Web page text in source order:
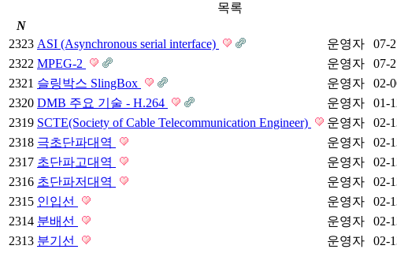
목록
N
2323 ASI (Asynchronous serial interface) 운영자 07-
2322 MPEG-2 운영자 07-
2321 슬링박스 SlingBox 운영자 02-
2320 DMB 주요 기술 - H.264 운영자 01-
2319 SCTE(Society of Cable Telecommunication Engineer) 운영자 02-
2318 극초단파대역 운영자 02-
2317 초단파고대역 운영자 02-
2316 초단파저대역 운영자 02-
2315 인입선 운영자 02-
2314 분배선 운영자 02-
2313 분기선 운영자 02-